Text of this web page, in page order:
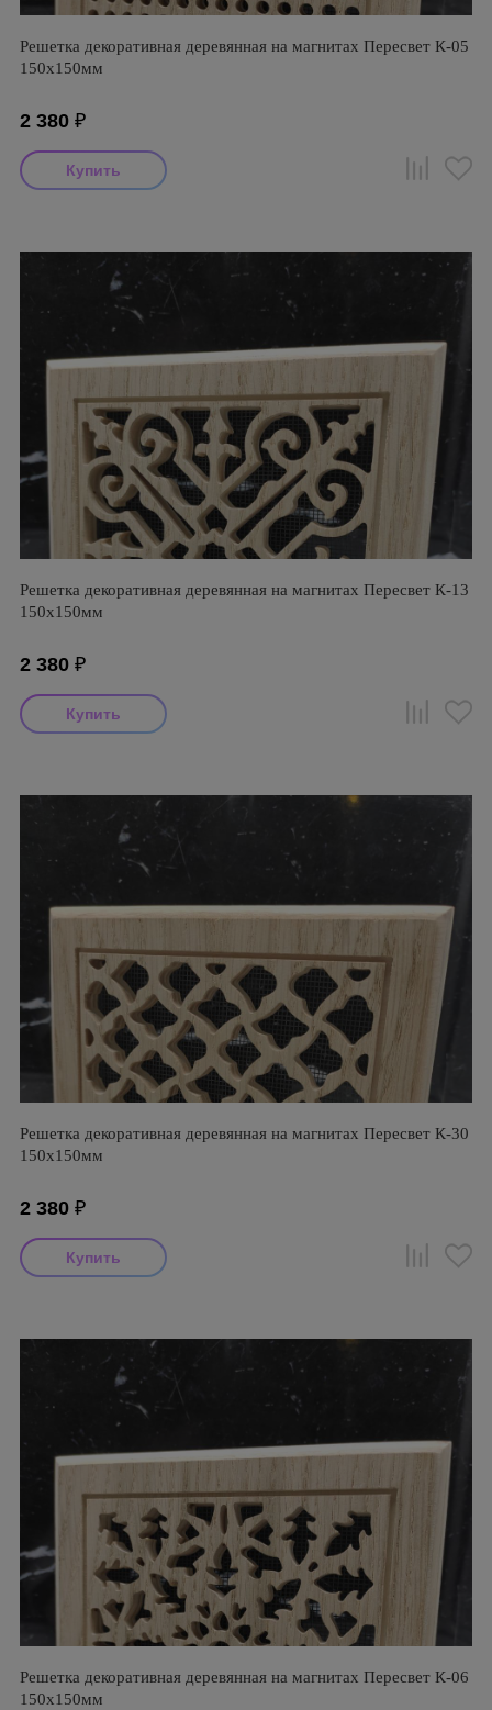
Решетка декоративная деревянная на магнитах Пересвет К-05
150х150мм
2 380 ₽
Решетка декоративная деревянная на магнитах Пересвет К-13
150х150мм
2 380 ₽
Решетка декоративная деревянная на магнитах Пересвет К-30
150х150мм
2 380 ₽
Решетка декоративная деревянная на магнитах Пересвет К-06
150х150мм